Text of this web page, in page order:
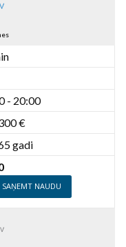
- 20:00
€
gadi
NAUDU